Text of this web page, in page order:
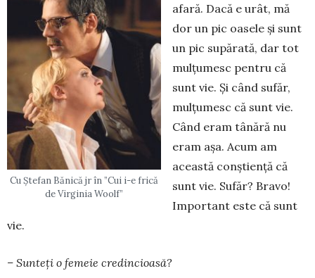
Cu Ștefan Bănică jr în ”Cui i-e frică
de Virginia Woolf”
afară. Dacă e urât, mă
dor un pic oasele și sunt
un pic supărată, dar tot
mul­țumesc pentru că
sunt vie. Și când sufăr,
mul­țumesc că sunt vie.
Când eram tânără nu
eram așa. Acum am
această conștiență că
sunt vie. Sufăr? Bravo!
Important este că sunt
vie.
– Sunteți o femeie credincioasă?